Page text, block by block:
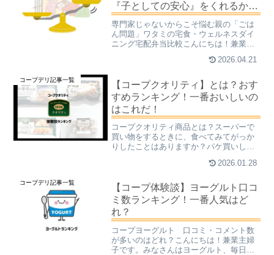
『子としての安心』をくれるか徹
底調査！
専門家じゃないからこそ悩む親の「ごは
ん問題」ワタミの宅食・ウェルネスダイ
ニング宅配弁当比較こんにちは！兼業主
配です…。私が歳を重ねれば、そりゃ親
親に電話をかけると、やれ...
2026.04.21
コープデリ記事一覧
【コープクオリティ】とは？おす
すめランキング！一番おいしいの
はこれだ！
コープクオリティ商品とは？スーパーで
買い物をするときに、食べてみてがっか
りしたことはありますか？パケ買いして
コープデリの「コープクオリティ」と
時、買っても間違いないおいし...
2026.01.28
コープデリ記事一覧
【コープ体験談】ヨーグルト口コ
ミ数ランキング！一番人気はど
れ？
コープヨーグルト 口コミ・コメント数
が多いのはどれ？こんにちは！兼業主婦
子です。みなさんはヨーグルト、毎日召